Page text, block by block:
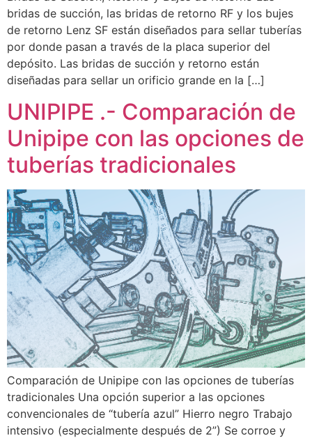
bridas de succión, las bridas de retorno RF y los bujes
de retorno Lenz SF están diseñados para sellar tuberías
por donde pasan a través de la placa superior del
depósito. Las bridas de succión y retorno están
diseñadas para sellar un orificio grande en la […]
UNIPIPE .- Comparación de
Unipipe con las opciones de
tuberías tradicionales
Comparación de Unipipe con las opciones de tuberías
tradicionales Una opción superior a las opciones
convencionales de “tubería azul” Hierro negro Trabajo
intensivo (especialmente después de 2”) Se corroe y